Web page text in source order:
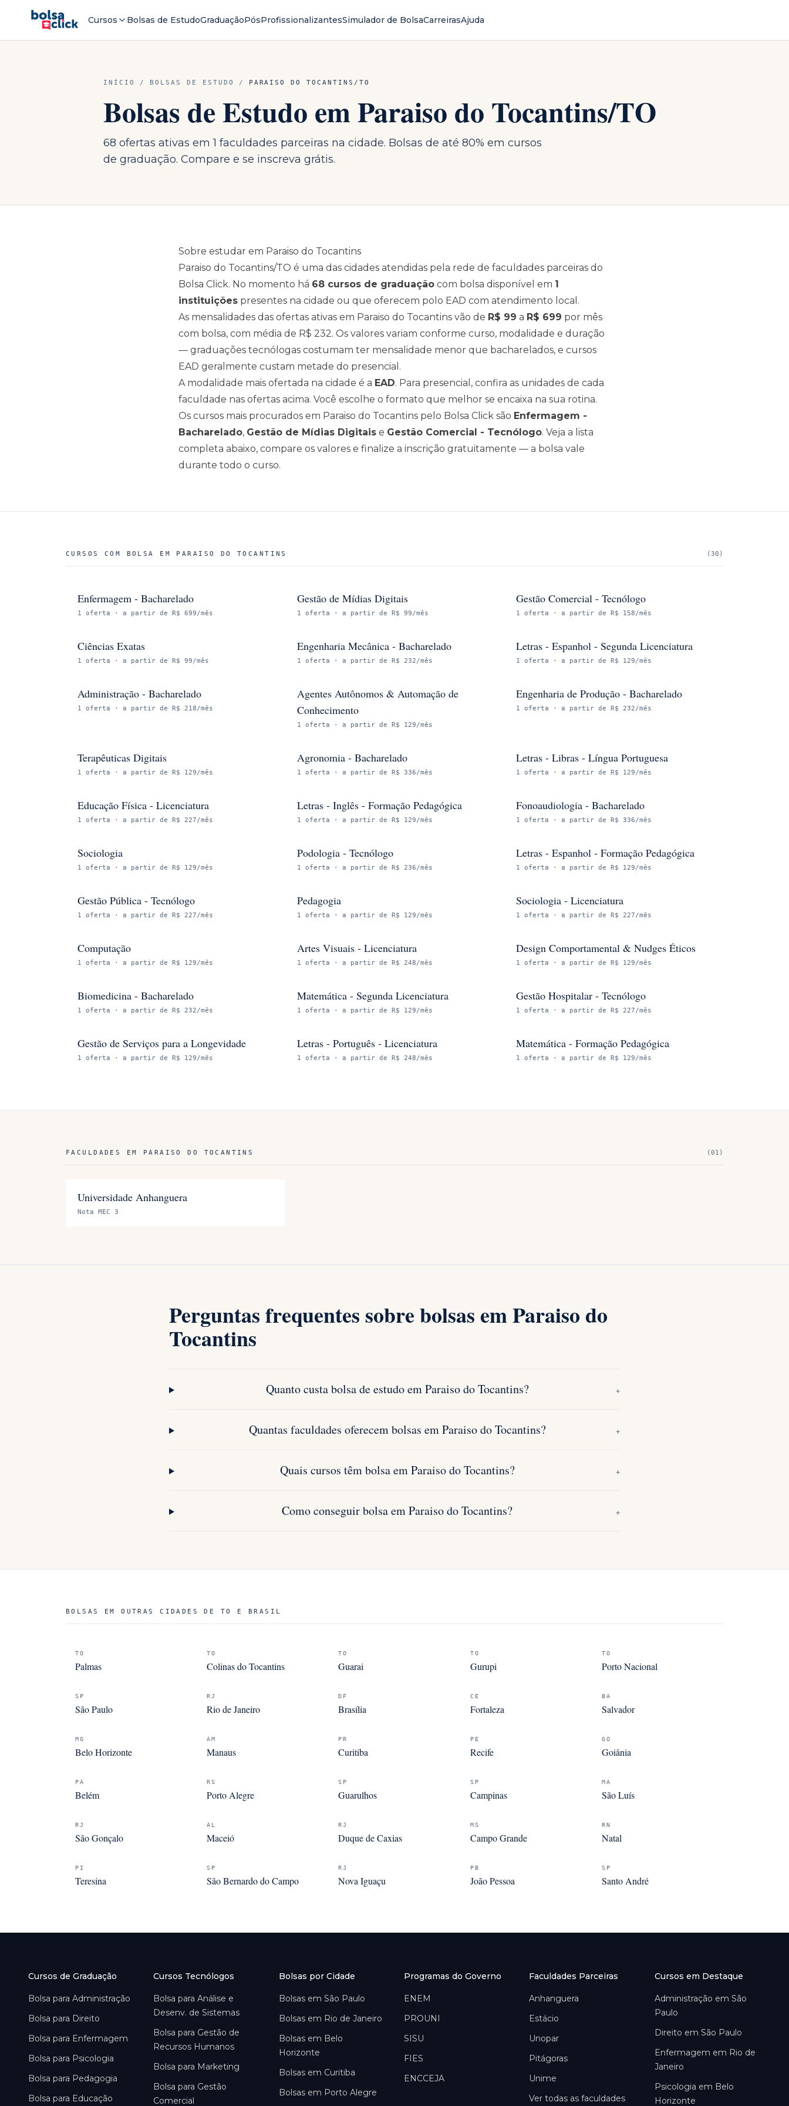
Cursos Bolsas de EstudoGraduaçãoPósProfissionalizantesSimulador de BolsaCarreirasAjuda
INÍCIO / BOLSAS DE ESTUDO / PARAISO DO TOCANTINS /TO
Bolsas de Estudo emParaiso do Tocantins/TO
68 ofertas ativas em 1 faculdades parceiras na cidade. Bolsas de até 80% em cursos
de graduação. Compare e se inscreva grátis.
Sobre estudar em Paraiso do Tocantins
Paraiso do Tocantins/TO é uma das cidades atendidas pela rede de faculdades parceiras do
Bolsa Click. No momento há 68 cursos de graduação com bolsa disponível em 1
instituições presentes na cidade ou que oferecem polo EAD com atendimento local.
As mensalidades das ofertas ativas em Paraiso do Tocantins vão de R$ 99 a R$ 699 por mês
com bolsa, com média de R$ 232. Os valores variam conforme curso, modalidade e duração
— graduações tecnólogas costumam ter mensalidade menor que bacharelados, e cursos
EAD geralmente custam metade do presencial.
A modalidade mais ofertada na cidade é a EAD. Para presencial, confira as unidades de cada
faculdade nas ofertas acima. Você escolhe o formato que melhor se encaixa na sua rotina.
Os cursos mais procurados em Paraiso do Tocantins pelo Bolsa Click são Enfermagem -
Bacharelado, Gestão de Mídias Digitais e Gestão Comercial - Tecnólogo. Veja a lista
completa abaixo, compare os valores e finalize a inscrição gratuitamente — a bolsa vale
durante todo o curso.
CURSOS COM BOLSA EM PARAISO DO TOCANTINS (30 )
Enfermagem - Bacharelado
1 oferta · a partir de R$ 699/mês
Gestão de Mídias Digitais
1 oferta · a partir de R$ 99/mês
Gestão Comercial - Tecnólogo
1 oferta · a partir de R$ 158/mês
Ciências Exatas
1 oferta · a partir de R$ 99/mês
Engenharia Mecânica - Bacharelado
1 oferta · a partir de R$ 232/mês
Letras - Espanhol - Segunda Licenciatura
1 oferta · a partir de R$ 129/mês
Administração - Bacharelado
1 oferta · a partir de R$ 218/mês
Agentes Autônomos & Automação de
Conhecimento
1 oferta · a partir de R$ 129/mês
Engenharia de Produção - Bacharelado
1 oferta · a partir de R$ 232/mês
Terapêuticas Digitais
1 oferta · a partir de R$ 129/mês
Agronomia - Bacharelado
1 oferta · a partir de R$ 336/mês
Letras - Libras - Língua Portuguesa
1 oferta · a partir de R$ 129/mês
Educação Física - Licenciatura
1 oferta · a partir de R$ 227/mês
Letras - Inglês - Formação Pedagógica
1 oferta · a partir de R$ 129/mês
Fonoaudiologia - Bacharelado
1 oferta · a partir de R$ 336/mês
Sociologia
1 oferta · a partir de R$ 129/mês
Podologia - Tecnólogo
1 oferta · a partir de R$ 236/mês
Letras - Espanhol - Formação Pedagógica
1 oferta · a partir de R$ 129/mês
Gestão Pública - Tecnólogo
1 oferta · a partir de R$ 227/mês
Pedagogia
1 oferta · a partir de R$ 129/mês
Sociologia - Licenciatura
1 oferta · a partir de R$ 227/mês
Computação
1 oferta · a partir de R$ 129/mês
Artes Visuais - Licenciatura
1 oferta · a partir de R$ 248/mês
Design Comportamental & Nudges Éticos
1 oferta · a partir de R$ 129/mês
Biomedicina - Bacharelado
1 oferta · a partir de R$ 232/mês
Matemática - Segunda Licenciatura
1 oferta · a partir de R$ 129/mês
Gestão Hospitalar - Tecnólogo
1 oferta · a partir de R$ 227/mês
Gestão de Serviços para a Longevidade
1 oferta · a partir de R$ 129/mês
Letras - Português - Licenciatura
1 oferta · a partir de R$ 248/mês
Matemática - Formação Pedagógica
1 oferta · a partir de R$ 129/mês
FACULDADES EM PARAISO DO TOCANTINS (01 )
Universidade Anhanguera
Nota MEC 3
Perguntas frequentes sobre bolsas em Paraiso do
Tocantins
Quanto custa bolsa de estudo em Paraiso do Tocantins? +
Quantas faculdades oferecem bolsas em Paraiso do Tocantins? +
Quais cursos têm bolsa em Paraiso do Tocantins? +
Como conseguir bolsa em Paraiso do Tocantins? +
BOLSAS EM OUTRAS CIDADES DE TO E BRASIL
TO
Palmas
TO
Colinas do Tocantins
TO
Guarai
TO
Gurupi
TO
Porto Nacional
SP
São Paulo
RJ
Rio de Janeiro
DF
Brasília
CE
Fortaleza
BA
Salvador
MG
Belo Horizonte
AM
Manaus
PR
Curitiba
PE
Recife
GO
Goiânia
PA
Belém
RS
Porto Alegre
SP
Guarulhos
SP
Campinas
MA
São Luís
RJ
São Gonçalo
AL
Maceió
RJ
Duque de Caxias
MS
Campo Grande
RN
Natal
PI
Teresina
SP
São Bernardo do Campo
RJ
Nova Iguaçu
PB
João Pessoa
SP
Santo André
Cursos de Graduação
Bolsa para Administração
Bolsa para Direito
Bolsa para Enfermagem
Bolsa para Psicologia
Bolsa para Pedagogia
Bolsa para Educação
Cursos Tecnólogos
Bolsa paraAnálise e
Desenv. de Sistemas
Bolsa para Gestão de
Recursos Humanos
Bolsa para Marketing
Bolsa para Gestão
Comercial
Bolsas por Cidade
Bolsas em São Paulo
Bolsas em Rio de Janeiro
Bolsas em Belo
Horizonte
Bolsas em Curitiba
Bolsas em Porto Alegre
Programas do Governo
ENEM
PROUNI
SISU
FIES
ENCCEJA
Faculdades Parceiras
Anhanguera
Estácio
Unopar
Pitágoras
Unime
Ver todas as faculdades
Cursos em Destaque
Administração em São
Paulo
Direito em São Paulo
Enfermagem em Rio de
Janeiro
Psicologia em Belo
Horizonte